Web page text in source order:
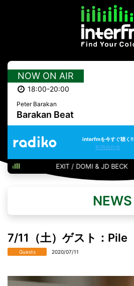
NOW ON AIR
18:00-20:00
Peter Barakan
Barakan Beat
interfmを今すぐ聴く!!
利用規約等
EXIT / DOMI & JD BECK
NEWS
7/11（土）ゲスト：Pile
Guests 2020/07/11